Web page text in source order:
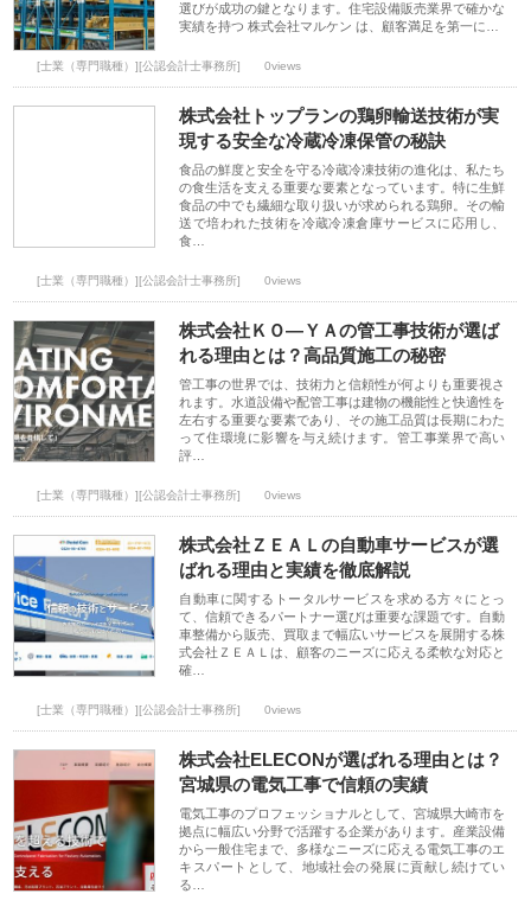
選びが成功の鍵となります。住宅設備販売業界で確かな
実績を持つ 株式会社マルケン は、顧客満足を第一に…
[士業（専門職種）][公認会計士事務所] 0views
株式会社トップランの鶏卵輸送技術が実
現する安全な冷蔵冷凍保管の秘訣
食品の鮮度と安全を守る冷蔵冷凍技術の進化は、私たち
の食生活を支える重要な要素となっています。特に生鮮
食品の中でも繊細な取り扱いが求められる鶏卵。その輸
送で培われた技術を冷蔵冷凍倉庫サービスに応用し、
食…
[士業（専門職種）][公認会計士事務所] 0views
株式会社ＫＯ―ＹＡの管工事技術が選ば
れる理由とは？高品質施工の秘密
管工事の世界では、技術力と信頼性が何よりも重要視さ
れます。水道設備や配管工事は建物の機能性と快適性を
左右する重要な要素であり、その施工品質は長期にわた
って住環境に影響を与え続けます。管工事業界で高い
評…
[士業（専門職種）][公認会計士事務所] 0views
株式会社ＺＥＡＬの自動車サービスが選
ばれる理由と実績を徹底解説
自動車に関するトータルサービスを求める方々にとっ
て、信頼できるパートナー選びは重要な課題です。自動
車整備から販売、買取まで幅広いサービスを展開する株
式会社ＺＥＡＬは、顧客のニーズに応える柔軟な対応と
確…
[士業（専門職種）][公認会計士事務所] 0views
株式会社ELECONが選ばれる理由とは？
宮城県の電気工事で信頼の実績
電気工事のプロフェッショナルとして、宮城県大崎市を
拠点に幅広い分野で活躍する企業があります。産業設備
から一般住宅まで、多様なニーズに応える電気工事のエ
キスパートとして、地域社会の発展に貢献し続けてい
る…